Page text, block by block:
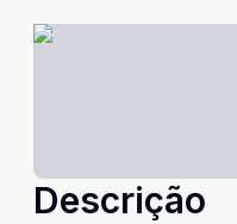
Descrição